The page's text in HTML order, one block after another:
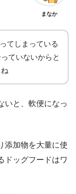
まなか
てしまっている
ていないからと
いと、軟便になっ
添加物を大量に使
ドッグフードはワ